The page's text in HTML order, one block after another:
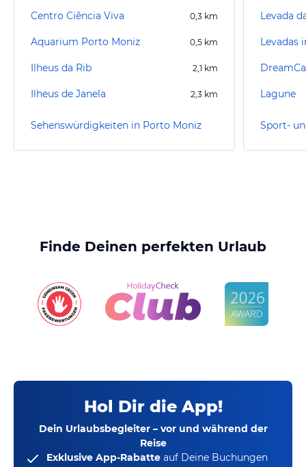
Centro Ciência Viva 0,3 km
Aquarium Porto Moniz 0,5 km
Ilheus da Rib 2,1 km
Ilheus de Janela 2,3 km
Sehenswürdigkeiten in Porto Moniz
Levada
Levadas
Lagune
Finde Deinen perfekten Urlaub
Hol Dir die App!
Dein Urlaubsbegleiter – vor und während der
Reise
Exklusive App-Rabatte auf Deine Buchungen